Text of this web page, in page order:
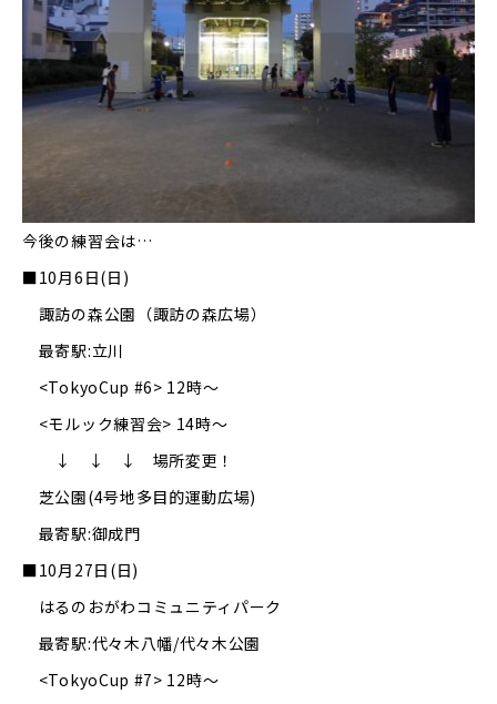
今後の練習会は…
■10月6日(日)
諏訪の森公園（諏訪の森広場）
最寄駅:立川
<TokyoCup #6> 12時～
<モルック練習会> 14時～
↓ ↓ ↓ 場所変更！
芝公園(4号地多目的運動広場)
最寄駅:御成門
■10月27日(日)
はるのおがわコミュニティパーク
最寄駅:代々木八幡/代々木公園
<TokyoCup #7> 12時～